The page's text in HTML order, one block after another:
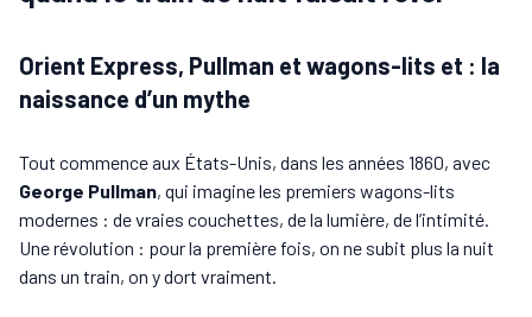
Orient Express, Pullman et wagons-lits et : la
naissance d’un mythe
Tout commence aux États-Unis, dans les années 1860, avec
George Pullman, qui imagine les premiers wagons-lits
modernes : de vraies couchettes, de la lumière, de l’intimité.
Une révolution : pour la première fois, on ne subit plus la nuit
dans un train, on y dort vraiment.